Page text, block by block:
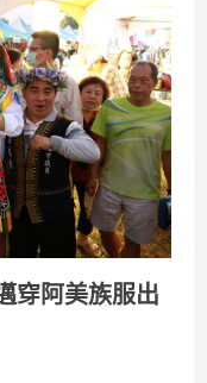
穿阿美族服出